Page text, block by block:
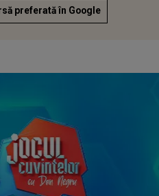
preferată în Google